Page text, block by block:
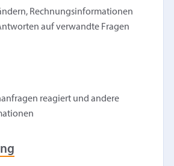
Rechnungsinformationen
auf verwandte Fragen
reagiert und andere